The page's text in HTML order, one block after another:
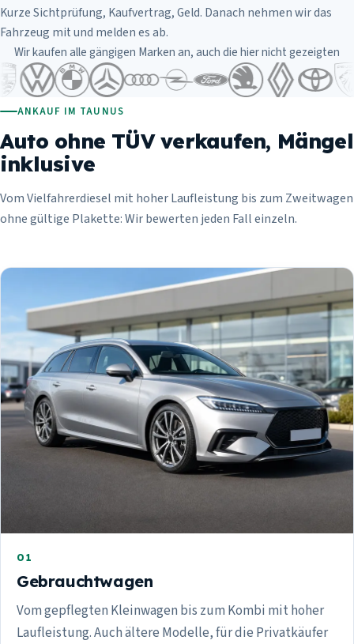
Kurze Sichtprüfung, Kaufvertrag, Geld. Danach nehmen wir das
Fahrzeug mit und melden es ab.
Wir kaufen alle gängigen Marken an, auch die hier nicht gezeigten
ANKAUF IM TAUNUS
Auto ohne TÜV verkaufen, Mängel
inklusive
Vom Vielfahrerdiesel mit hoher Laufleistung bis zum Zweitwagen
ohne gültige Plakette: Wir bewerten jeden Fall einzeln.
01
Gebrauchtwagen
Vom gepflegten Kleinwagen bis zum Kombi mit hoher
Laufleistung. Auch ältere Modelle, für die Privatkäufer